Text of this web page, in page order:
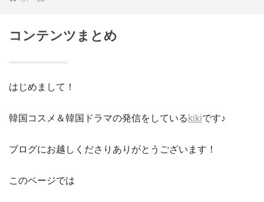
コンテンツまとめ
はじめまして！
韓国コスメ＆韓国ドラマの発信をしている kikiです♪
ブログにお越しくださりありがとうございます！
このページでは